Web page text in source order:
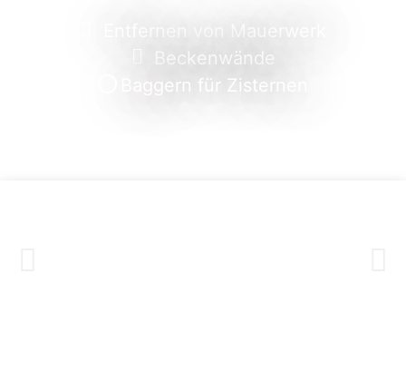
Beckenwände
Baggern für Zisternen